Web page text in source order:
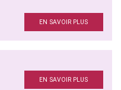
EN SAVOIR PLUS
EN SAVOIR PLUS